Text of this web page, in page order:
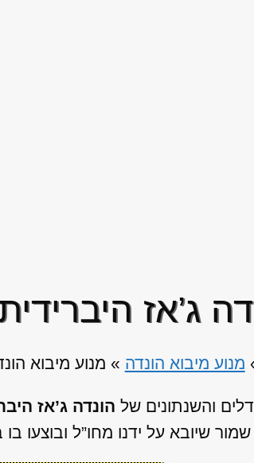
ג’אז
מנוע מיבוא הונדה » מנוע מיבוא
והשנתונים של הונדה ג’אז
שיובא על ידנו מחו”ל ובוצעו